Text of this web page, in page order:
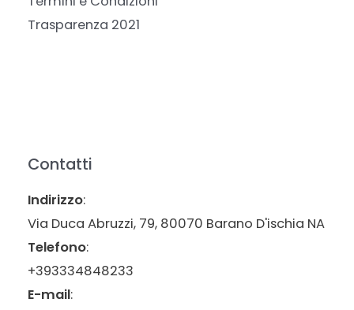
Trasparenza 2021
Contatti
Indirizzo:
Via Duca Abruzzi, 79, 80070 Barano D'ischia NA
Telefono:
+393334848233
E-mail: